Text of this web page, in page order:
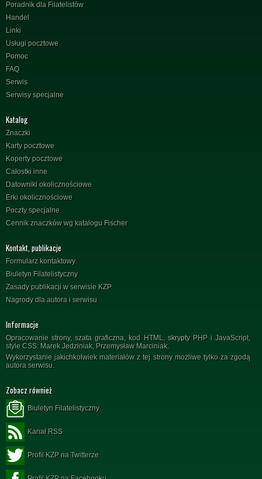
Poradnik dla Filatelistów
Handel
Linki
Usługi pocztowe
Pomoc
FAQ
Serwis
Serwisy specjalne
Katalog
Znaczki
Karty pocztowe
Koperty pocztowe
Całostki inne
Datowniki okolicznościowe
Erki okolicznościowe
Poczty specjalne
Cennik znaczków wg katalogu Fischer
Kontakt, publikacje
Formularz kontaktowy
Biuletyn Filatelistyczny
Zasady publikacji w serwisie KZP
Nagrody dla autora i serwisu
Informacje
Opracowanie strony, szata graficzna, kod HTML, skrypty PHP i JavaScript,
style CSS: Marek Jedziniak, Przemysław Marciniak.
Wykorzystanie jakichkolwiek materiałów z tej strony możliwe tylko za zgodą
autora serwisu.
Zobacz również
Biuletyn Filatelistyczny
Kanał RSS
Profil KZP na Twitterze